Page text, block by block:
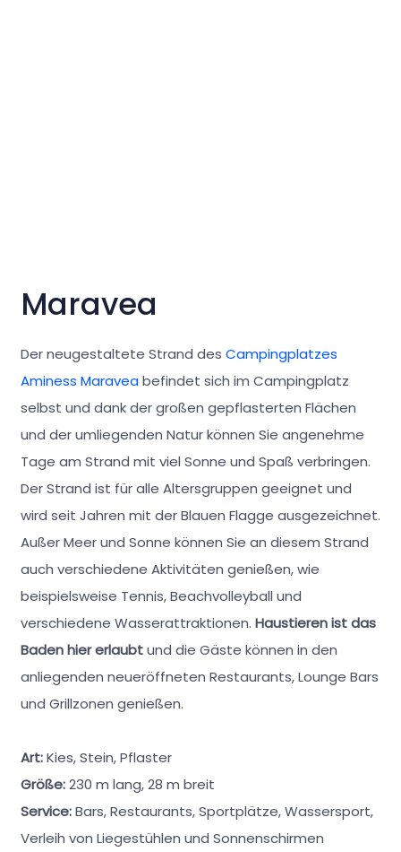
Maravea
Der neugestaltete Strand des Campingplatzes
Aminess Maraveabefindet sich im Campingplatz
selbst und dank der großen gepflasterten Flächen
und der umliegenden Natur können Sie angenehme
Tage am Strand mit viel Sonne und Spaß verbringen.
Der Strand ist für alle Altersgruppen geeignet und
wird seit Jahren mit der Blauen Flagge ausgezeichnet.
Außer Meer und Sonne können Sie an diesem Strand
auch verschiedene Aktivitäten genießen, wie
beispielsweise Tennis, Beachvolleyball und
verschiedene Wasserattraktionen. Haustieren ist das
Baden hier erlaubtund die Gäste können in den
anliegenden neueröffneten Restaurants, Lounge Bars
und Grillzonen genießen.
Art:Kies, Stein, Pflaster
Größe:230 m lang, 28 m breit
Service:Bars, Restaurants, Sportplätze, Wassersport,
Verleih von Liegestühlen und Sonnenschirmen